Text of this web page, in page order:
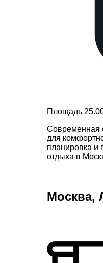
Площадь
Современная
для
планировка и
отдыха в
Москва,